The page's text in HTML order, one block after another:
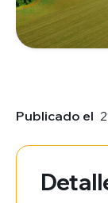
Publicado el